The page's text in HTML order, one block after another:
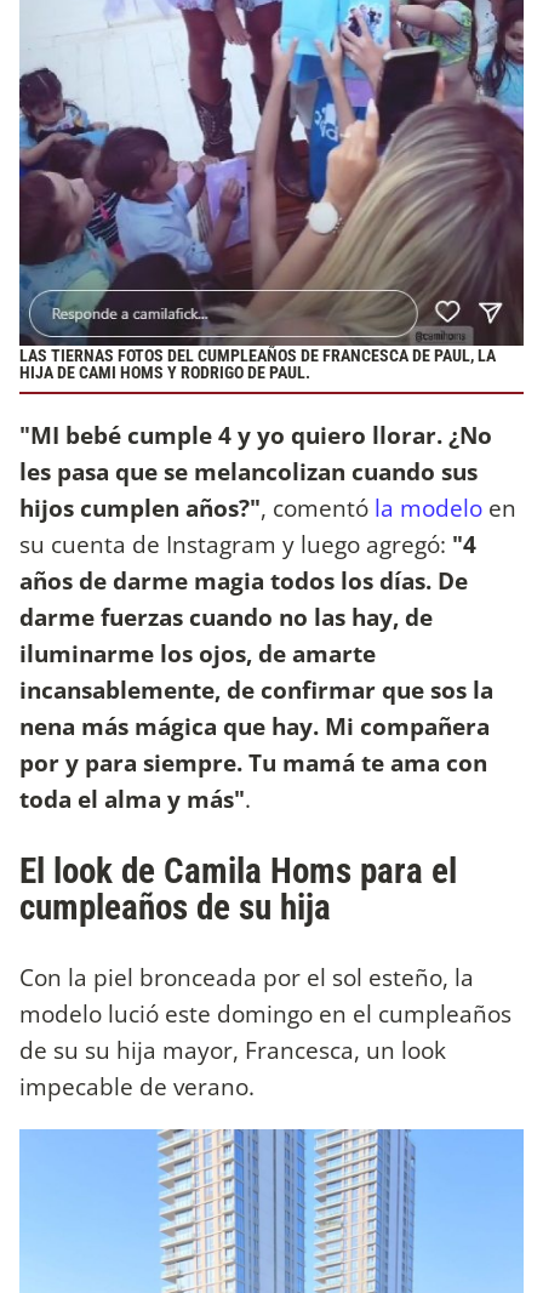
LAS TIERNAS FOTOS DEL CUMPLEAÑOS DE FRANCESCA DE PAUL, LA
HIJA DE CAMI HOMS Y RODRIGO DE PAUL.
"MI bebé cumple 4 y yo quiero llorar. ¿No
les pasa que se melancolizan cuando sus
hijos cumplen años?", comentó la modelo en
su cuenta de Instagram y luego agregó: "4
años de darme magia todos los días. De
darme fuerzas cuando no las hay, de
iluminarme los ojos, de amarte
incansablemente, de confirmar que sos la
nena más mágica que hay. Mi compañera
por y para siempre. Tu mamá te ama con
toda el alma y más".
El look de Camila Homs para el
cumpleaños de su hija
Con la piel bronceada por el sol esteño, la
modelo lució este domingo en el cumpleaños
de su su hija mayor, Francesca, un look
impecable de verano.